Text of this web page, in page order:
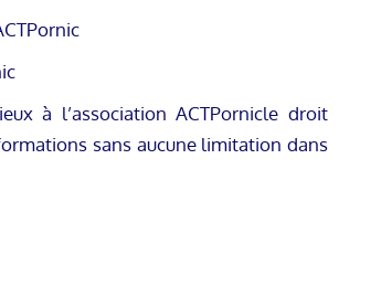
à l’association ACTPornicle droit
sans aucune limitation dans